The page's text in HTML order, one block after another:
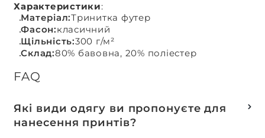
Характеристики:
Матеріал:Тринитка футер
Фасон:класичний
Щільність:300 г/м²
Склад:80% бавовна, 20% поліестер
FAQ
Які види одягу ви пропонуєте для
нанесення принтів?